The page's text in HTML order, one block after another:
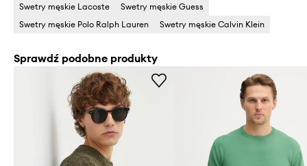
Swetry męskie Lacoste
Swetry męskie Guess
Swetry męskie Polo Ralph Lauren
Swetry męskie Calvin Klein
Sprawdź podobne produkty